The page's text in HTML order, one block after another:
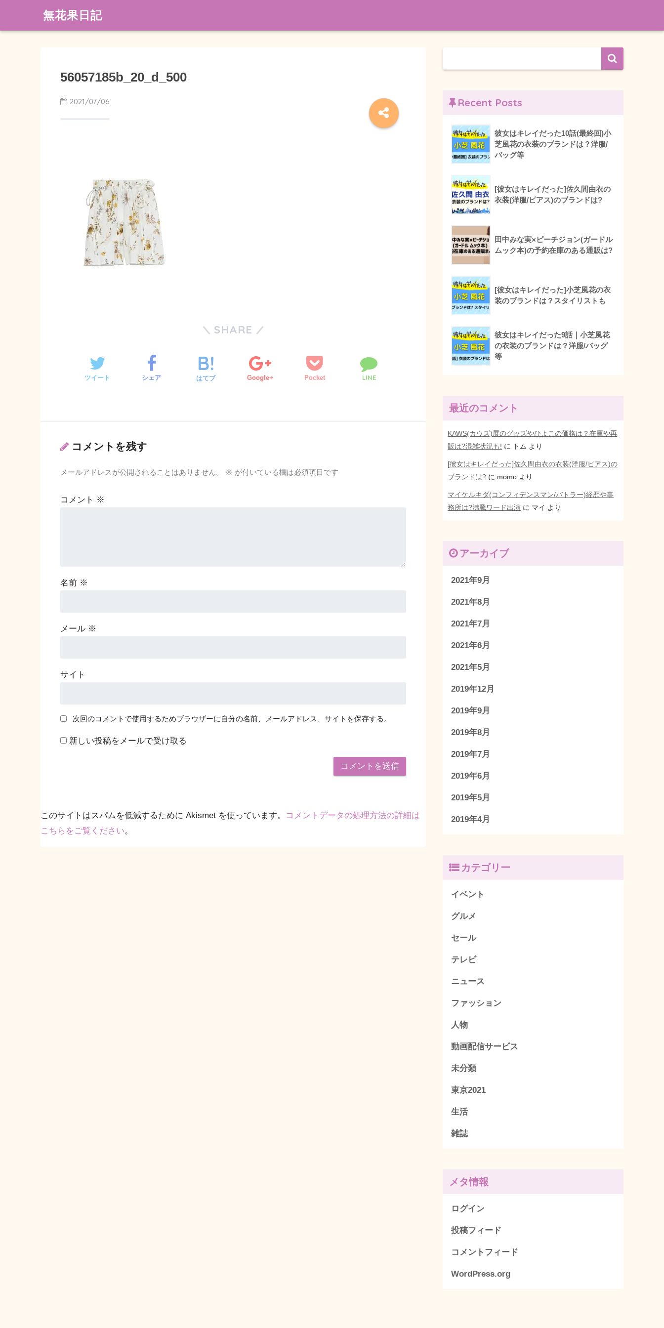
無花果日記
56057185b_20_d_500
2021/07/06
SHARE
ツイート シェア はてブ Google+ Pocket LINE
コメントを残す
メールアドレスが公開されることはありません。 ※ が付いている欄は必須項目です
コメント ※
名前 ※
メール ※
サイト
次回のコメントで使用するためブラウザーに自分の名前、メールアドレス、サイトを保存する。
新しい投稿をメールで受け取る
このサイトはスパムを低減するために Akismet を使っています。
コメントデータの処理方法の詳細は
こちらをご覧ください。
Recent Posts
彼女はキレイだった10話(最終回)小
芝風花の衣装のブランドは？洋服/
バッグ等
[彼女はキレイだった]佐久間由衣の
衣装(洋服/ピアス)のブランドは?
田中みな実×ピーチジョン(ガードル
ムック本)の予約在庫のある通販は?
[彼女はキレイだった]小芝風花の衣
装のブランドは？スタイリストも
彼女はキレイだった9話｜小芝風花
の衣装のブランドは？洋服/バッグ
等
最近のコメント
KAWS(カウズ)展のグッズやひよこの価格は？在庫や再
販は?混雑状況も! に トム より
[彼女はキレイだった]佐久間由衣の衣装(洋服/ピアス)の
ブランドは? に momo より
マイケルキダ(コンフィデンスマン/バトラー)経歴や事
務所は?沸騰ワード出演 に マイ より
アーカイブ
2021年9月
2021年8月
2021年7月
2021年6月
2021年5月
2019年12月
2019年9月
2019年8月
2019年7月
2019年6月
2019年5月
2019年4月
カテゴリー
イベント
グルメ
セール
テレビ
ニュース
ファッション
人物
動画配信サービス
未分類
東京2021
生活
雑誌
メタ情報
ログイン
投稿フィード
コメントフィード
WordPress.org